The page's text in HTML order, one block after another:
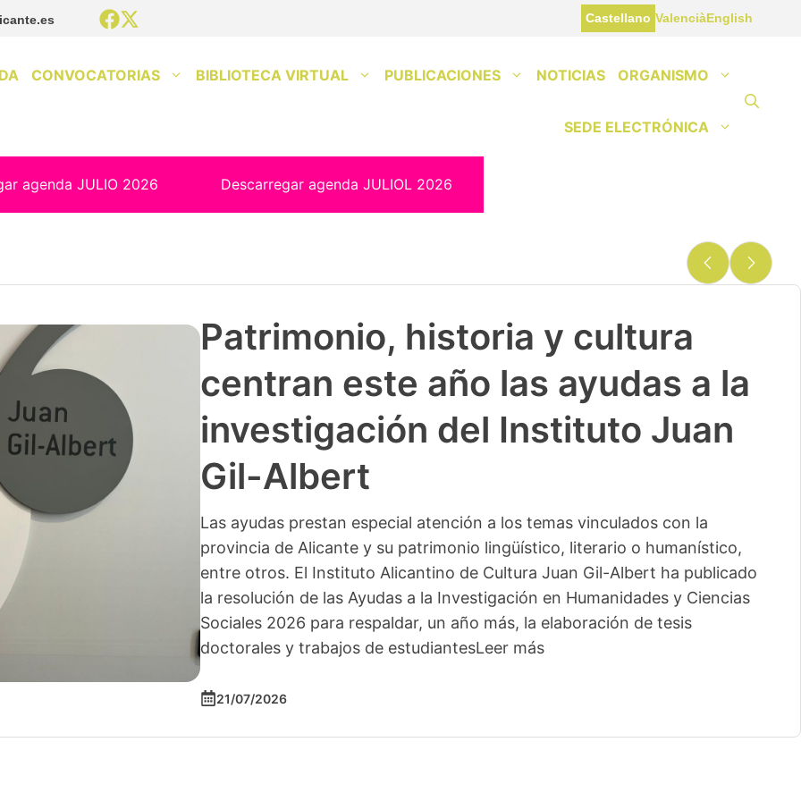
Castellano ValenciàEnglish
CONVOCATORIAS BIBLIOTECA VIRTUAL PUBLICACIONES NOTICIAS ORGANISMO
SEDE ELECTRÓNICA
agenda JULIO 2026 Descarregar agenda JULIOL 2026
Patrimonio, historia y cultura
centran este año las ayudas a la
investigación del Instituto Juan
Gil-Albert
Las ayudas prestan especial atención a los temas vinculados con la
provincia de Alicante y su patrimonio lingüístico, literario o humanístico,
entre otros. El Instituto Alicantino de Cultura Juan Gil-Albert ha publicado
la resolución de las Ayudas a la Investigación en Humanidades y Ciencias
Sociales 2026 para respaldar, un año más, la elaboración de tesis
doctorales y trabajos de estudiantesLeer más
21/07/2026